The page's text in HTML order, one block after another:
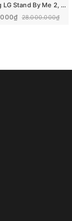
Tivi di dộng LG Stand By Me 2, 27 inch 2025 | 27LX6TDGA
28.000.000₫